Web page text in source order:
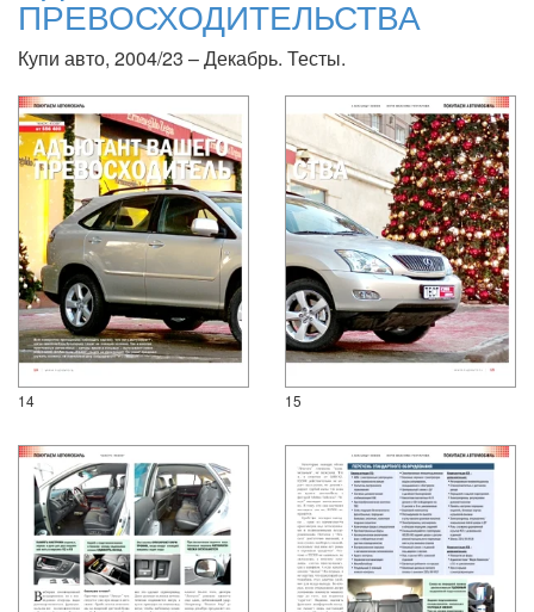
ПРЕВОСХОДИТЕЛЬСТВА
Купи авто, 2004/23 – Декабрь. Тесты.
14 15